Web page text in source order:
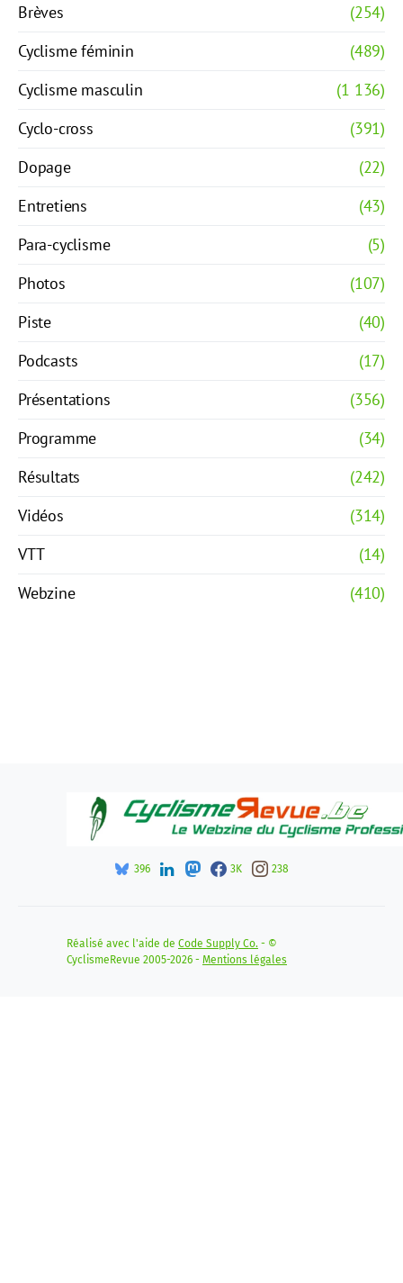
Brèves
(254)
Cyclisme féminin
(489)
Cyclisme masculin
(1 136)
Cyclo-cross
(391)
Dopage
(22)
Entretiens
(43)
Para-cyclisme
(5)
Photos
(107)
Piste
(40)
Podcasts
(17)
Présentations
(356)
Programme
(34)
Résultats
(242)
Vidéos
(314)
VTT
(14)
Webzine
(410)
396 3K 238
Réalisé avec l'aide de Code Supply Co. - ©
CyclismeRevue 2005-2026 - Mentions légales